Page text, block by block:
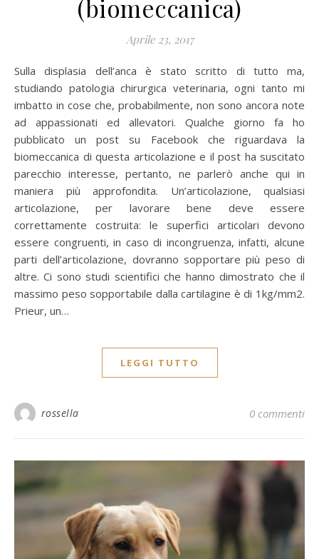
(biomeccanica)
Aprile 23, 2017
Sulla displasia dell’anca è stato scritto di tutto ma,
studiando patologia chirurgica veterinaria, ogni tanto mi
imbatto in cose che, probabilmente, non sono ancora note
ad appassionati ed allevatori. Qualche giorno fa ho
pubblicato un post su Facebook che riguardava la
biomeccanica di questa articolazione e il post ha suscitato
parecchio interesse, pertanto, ne parlerò anche qui in
maniera più approfondita. Un’articolazione, qualsiasi
articolazione, per lavorare bene deve essere
correttamente costruita: le superfici articolari devono
essere congruenti, in caso di incongruenza, infatti, alcune
parti dell’articolazione, dovranno sopportare più peso di
altre. Ci sono studi scientifici che hanno dimostrato che il
massimo peso sopportabile dalla cartilagine è di 1kg/mm2.
Prieur, un…
LEGGI TUTTO
rossella 0 commenti